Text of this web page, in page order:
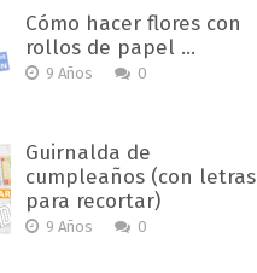
Cómo hacer flores con
rollos de papel …
9 Años 0
Guirnalda de
cumpleaños (con letras
para recortar)
9 Años 0